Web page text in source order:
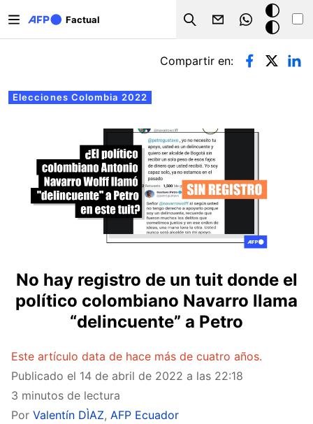
Factual
Search
Modo
oscuro
Solapas principales
Elecciones Colombia 2022
Compartir en:
No hay registro de un tuit donde el
político colombiano Navarro llama
“delincuente” a Petro
Este artículo data de hace más de cuatro años.
Publicado el 14 de abril de 2022 a las 22:18
3 minutos de lectura
Por Valentín DÌAZ, AFP Ecuador